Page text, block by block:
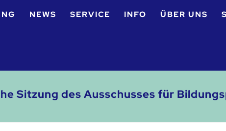
NEWS SERVICE INFO ÜBER UNS
Sitzung des Ausschusses für